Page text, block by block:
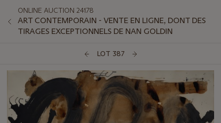
ONLINE AUCTION 24178
ART CONTEMPORAIN - VENTE EN LIGNE, DONT DES
TIRAGES EXCEPTIONNELS DE NAN GOLDIN
LOT 387